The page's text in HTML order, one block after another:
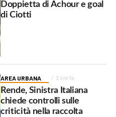
Doppietta di Achour e goal
di Ciotti
AREA URBANA 3 ore fa
Rende, Sinistra Italiana
chiede controlli sulle
criticità nella raccolta